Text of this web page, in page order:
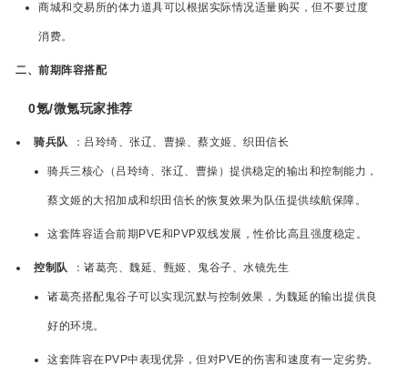
商城和交易所的体力道具可以根据实际情况适量购买，但不要过度
消费。
二、前期阵容搭配
0氪/微氪玩家推荐
骑兵队 ：吕玲绮、张辽、曹操、蔡文姬、织田信长
骑兵三核心（吕玲绮、张辽、曹操）提供稳定的输出和控制能力，
蔡文姬的大招加成和织田信长的恢复效果为队伍提供续航保障。
这套阵容适合前期PVE和PVP双线发展，性价比高且强度稳定。
控制队 ：诸葛亮、魏延、甄姬、鬼谷子、水镜先生
诸葛亮搭配鬼谷子可以实现沉默与控制效果，为魏延的输出提供良
好的环境。
这套阵容在PVP中表现优异，但对PVE的伤害和速度有一定劣势。